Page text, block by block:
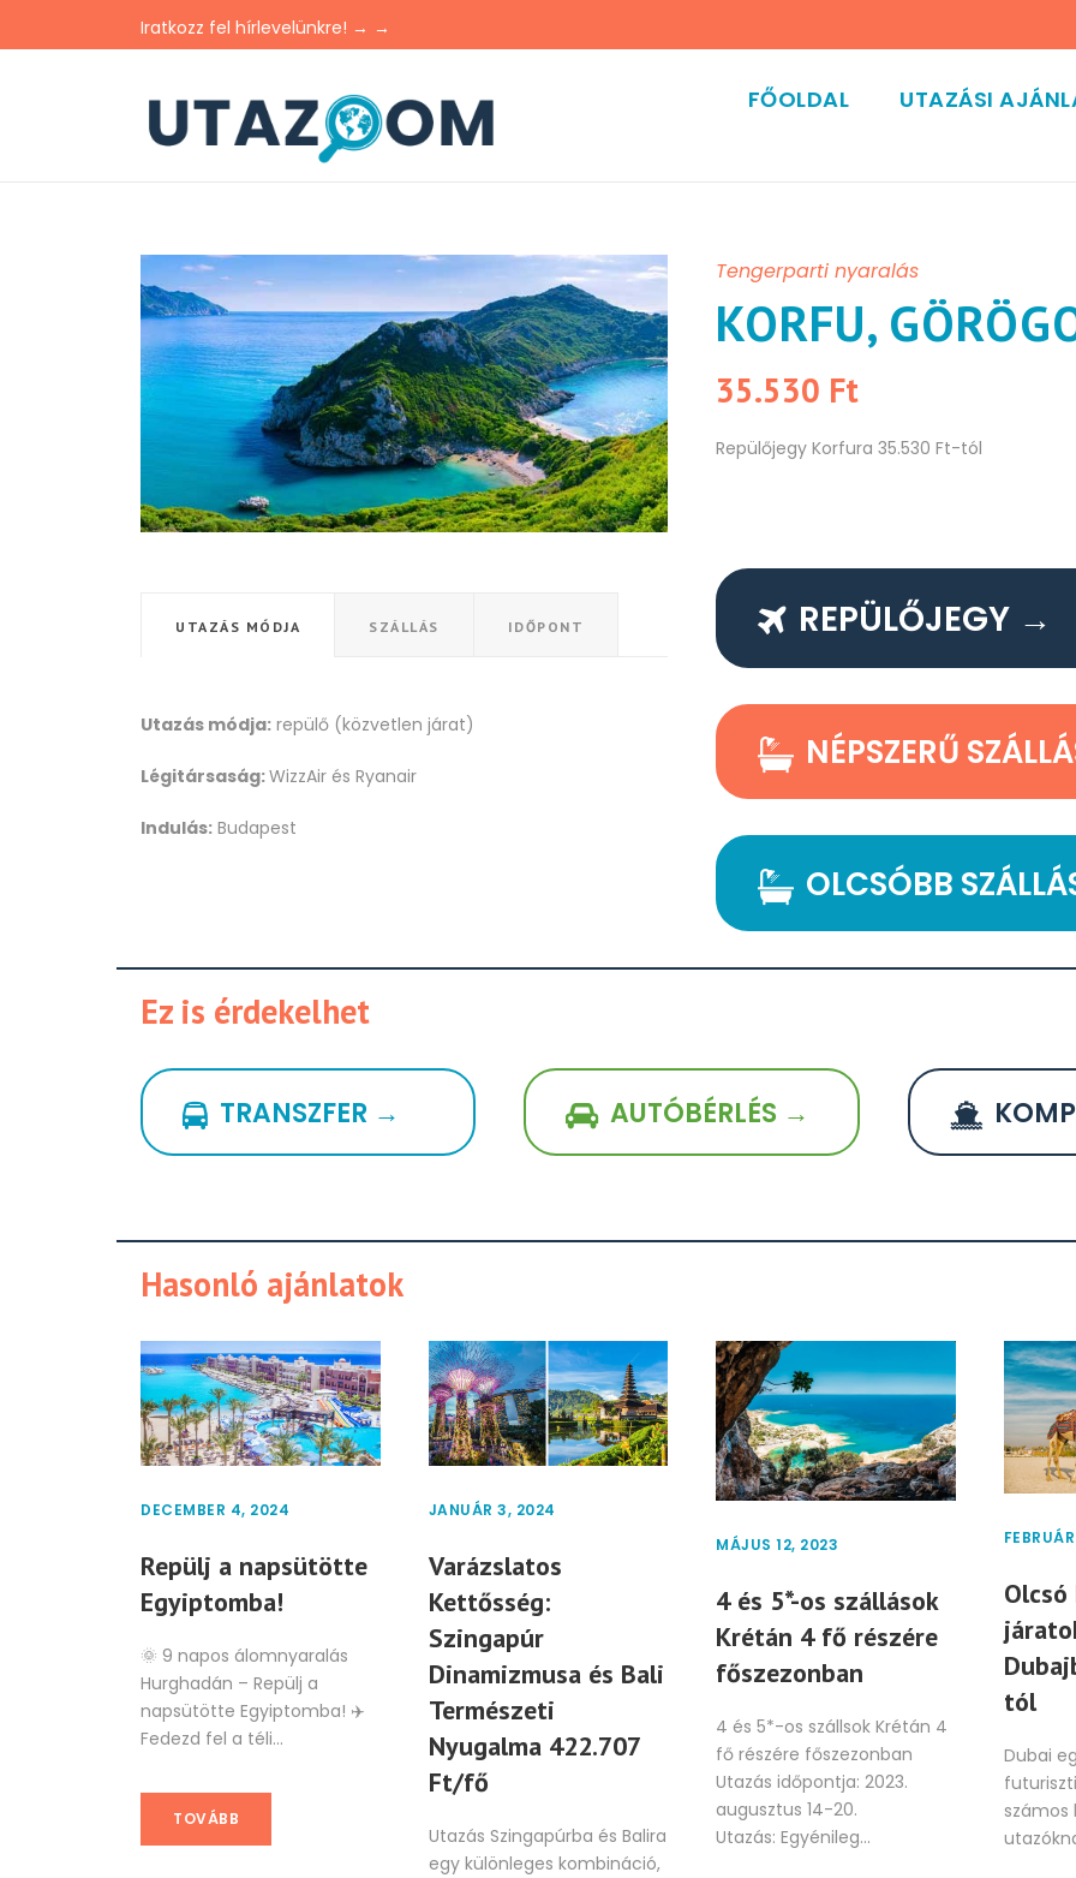
Iratkozz fel hírlevelünkre! → →
FŐOLDAL UTAZÁSI
Tengerparti nyaralás
KORFU,
35.530 Ft
Repülőjegy Korfura 35.530 Ft-tól
UTAZÁS MÓDJA SZÁLLÁS IDŐPONT
Utazás módja: repülő (közvetlen járat)
Légitársaság:WizzAir és Ryanair
Indulás: Budapest
REPÜLŐJEGY →
NÉPSZERŰ
OLCSÓBB
Ez is érdekelhet
TRANSZFER → AUTÓBÉRLÉS →
Hasonló ajánlatok
DECEMBER 4, 2024
Repülj a napsütötte
Egyiptomba!
🌞 9 napos álomnyaralás
Hurghadán – Repülj a
napsütötte Egyiptomba! ✈️
Fedezd fel a téli...
TOVÁBB
JANUÁR 3, 2024
Varázslatos
Kettősség:
Szingapúr
Dinamizmusa és Bali
Természeti
Nyugalma 422.707
Ft/fő
Utazás Szingapúrba és Balira
egy különleges kombináció,
MÁJUS 12, 2023
4 és 5*-os szállások
Krétán 4 fő részére
főszezonban
4 és 5*-os szállsok Krétán 4
fő részére főszezonban
Utazás időpontja: 2023.
augusztus 14-20.
Utazás: Egyénileg...
Olcsó
tól
Dubai
számos